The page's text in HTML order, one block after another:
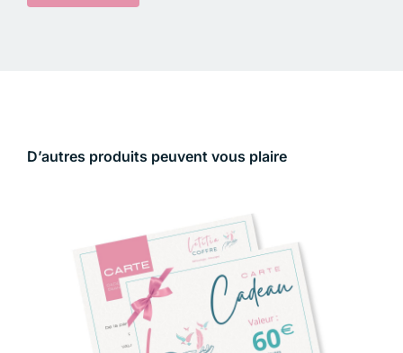
D’autres produits peuvent vous plaire